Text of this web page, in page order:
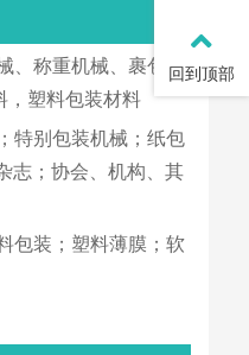
称重机械、裹包
，塑料包装材料
特别包装机械；纸包
志；协会、机构、其
包装；塑料薄膜；软
回到顶部